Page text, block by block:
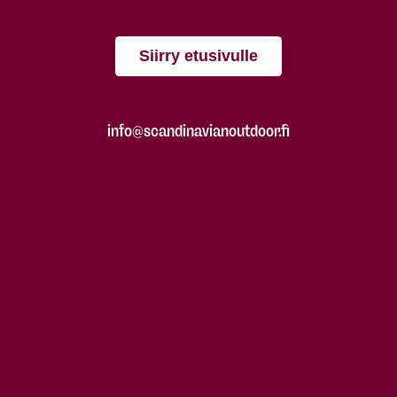
Siirry etusivulle
info@scandinavianoutdoor.fi